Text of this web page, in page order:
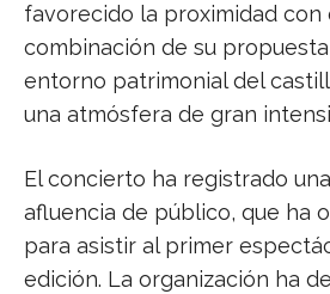
favorecido la proximidad con
combinación de su
entorno patrimonial del
una atmósfera de gran
El concierto ha registrado
afluencia de público, que ha
para asistir al primer
edición. La organización ha